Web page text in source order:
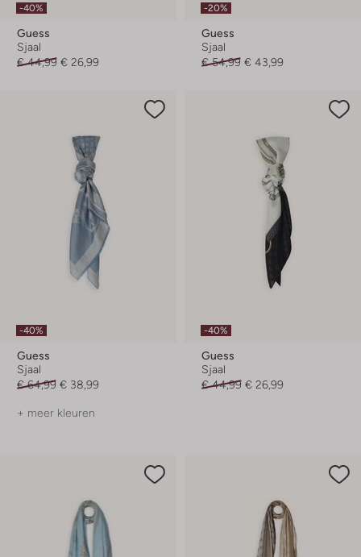
-40%
Guess
Sjaal
€ 44,99 € 26,99
-20%
Guess
Sjaal
€ 54,99 € 43,99
-40%
Guess
Sjaal
€ 64,99 € 38,99
+ meer kleuren
-40%
Guess
Sjaal
€ 44,99 € 26,99